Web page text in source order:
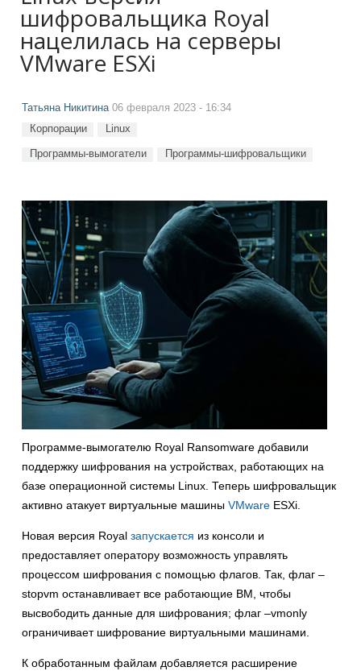
шифровальщика Royal
нацелилась на серверы
VMware ESXi
Татьяна Никитина06 февраля 2023 - 16:34
Корпорации Linux
Программы-вымогатели Программы-шифровальщики
Программе-вымогателю Royal Ransomware добавили
поддержку шифрования на устройствах, работающих на
базе операционной системы Linux. Теперь шифровальщик
активно атакует виртуальные машины VMware ESXi.
Новая версия Royal запускается из консоли и
предоставляет оператору возможность управлять
процессом шифрования с помощью флагов. Так, флаг –
stopvm останавливает все работающие ВМ, чтобы
высвободить данные для шифрования; флаг –vmonly
ограничивает шифрование виртуальными машинами.
К обработанным файлам добавляется расширение